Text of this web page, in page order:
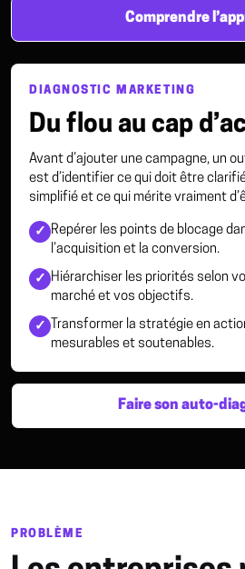
Comprendre
DIAGNOSTIC MARKETING
Du flou au cap
Avant d’ajouter une campagne, un
est d’identifier ce qui doit être
simplifié et ce qui mérite vraiment
✓ Repérer les points de blocage
l’acquisition et la conversion.
✓ Hiérarchiser les priorités selon
marché et vos objectifs.
✓
Transformer la stratégie en
mesurables et soutenables.
Faire son auto-
PROBLÈME